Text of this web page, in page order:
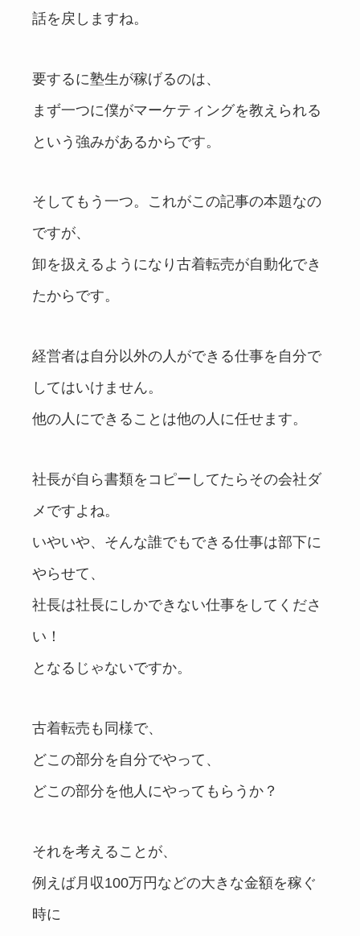
話を戻しますね。
要するに塾生が稼げるのは、
まず一つに僕がマーケティングを教えられる
という強みがあるからです。
そしてもう一つ。これがこの記事の本題なの
ですが、
卸を扱えるようになり古着転売が自動化でき
たからです。
経営者は自分以外の人ができる仕事を自分で
してはいけません。
他の人にできることは他の人に任せます。
社長が自ら書類をコピーしてたらその会社ダ
メですよね。
いやいや、そんな誰でもできる仕事は部下に
やらせて、
社長は社長にしかできない仕事をしてくださ
い！
となるじゃないですか。
古着転売も同様で、
どこの部分を自分でやって、
どこの部分を他人にやってもらうか？
それを考えることが、
例えば月収100万円などの大きな金額を稼ぐ
時に